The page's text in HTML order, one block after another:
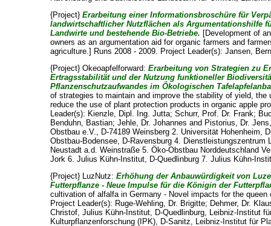
{Project}Erarbeitung einer Informationsbroschüre für
landwirtschaftlicher Nutzflächen als Argumentationshilfe
Landwirte und bestehende Bio-Betriebe. [Development of
owners as an argumentation aid for organic farmers and
agriculture.] Runs 2008 - 2009. Project Leader(s):Jansen,
{Project} Okeoapfelforward:Erarbeitung von Strategien zu
Ertragsstabilität und der Nutzung funktioneller
Pflanzenschutzaufwandes im Ökologischen
of strategies to maintain and improve the stability of yield,
reduce the use of plant protection products in organic apple
Leader(s): Kienzle, Dipl. Ing. Jutta;Schurr, Prof. Dr. Frank;
Benduhn, Bastian;Jehle, Dr. Johannes and Pistorius, Dr. Jens
Obstbau e.V., D-74189 Weinsberg 2. Universität Hohenheim,
Obstbau-Bodensee, D-Ravensburg 4. Dienstleistungszentrum
Neustadt a.d. Weinstraße 5. Öko-Obstbau Norddeutschland
Jork 6. Julius Kühn-Institut, D-Quedlinburg 7. Julius Kühn-
{Project} LuzNutz:Erhöhung der Anbauwürdigkeit von
Futterpflanze - Neue Impulse für die Königin der
cultivation of alfalfa in Germany - Novel impacts for the
Project Leader(s): Ruge-Wehling, Dr. Brigitte; Dehmer, Dr.
Christof, Julius Kühn-Institut, D-Quedlinburg, Leibniz-Institut
Kulturpflanzenforschung (IPK), D-Sanitz, Leibniz-Institut für